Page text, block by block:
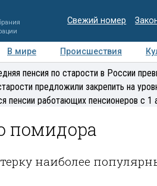
Свежий номер
В мире Происшествия
Медиацентр Интервью
пенсия по старости в России
предложили закрепить на
пенсии работающих пенсионеров с 1
помидора
наиболее